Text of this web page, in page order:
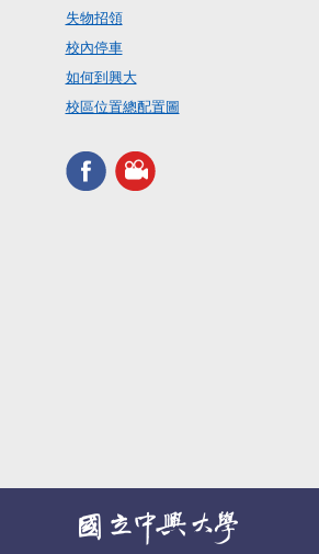
失物招領
校內停車
如何到興大
校區位置總配置圖